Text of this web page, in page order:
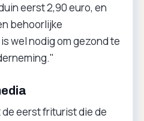
eerst 2,90 euro, en
behoorlijke
wel nodig om gezond te
eerst friturist die de